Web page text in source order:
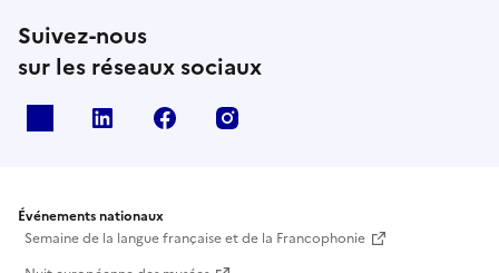
Suivez-nous
sur les réseaux sociaux
Linkedin Facebook
Événements nationaux
Semaine de la langue française et de la Francophonie